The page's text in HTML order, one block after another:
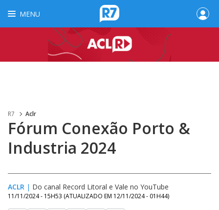
MENU
R7 Aclr
Fórum Conexão Porto &
Industria 2024
ACLR | Do canal Record Litoral e Vale no YouTube
11/11/2024 - 15H53 (ATUALIZADO EM 12/11/2024 - 01H44)